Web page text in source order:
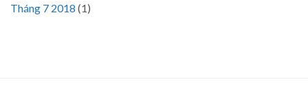
Tháng 7 2018 (1)